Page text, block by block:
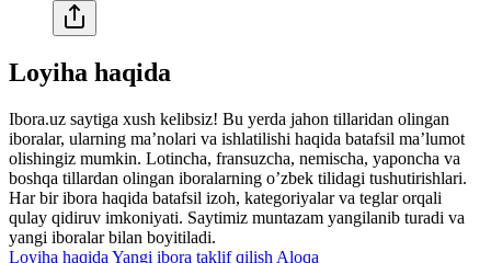
Loyiha haqida
Ibora.uz saytiga xush kelibsiz! Bu yerda jahon tillaridan olingan
iboralar, ularning maʼnolari va ishlatilishi haqida batafsil maʼlumot
olishingiz mumkin. Lotincha, fransuzcha, nemischa, yaponcha va
boshqa tillardan olingan iboralarning oʼzbek tilidagi tushutirishlari.
Har bir ibora haqida batafsil izoh, kategoriyalar va teglar orqali
qulay qidiruv imkoniyati. Saytimiz muntazam yangilanib turadi va
yangi iboralar bilan boyitiladi.
Loyiha haqida Yangi ibora taklif qilish Aloqa